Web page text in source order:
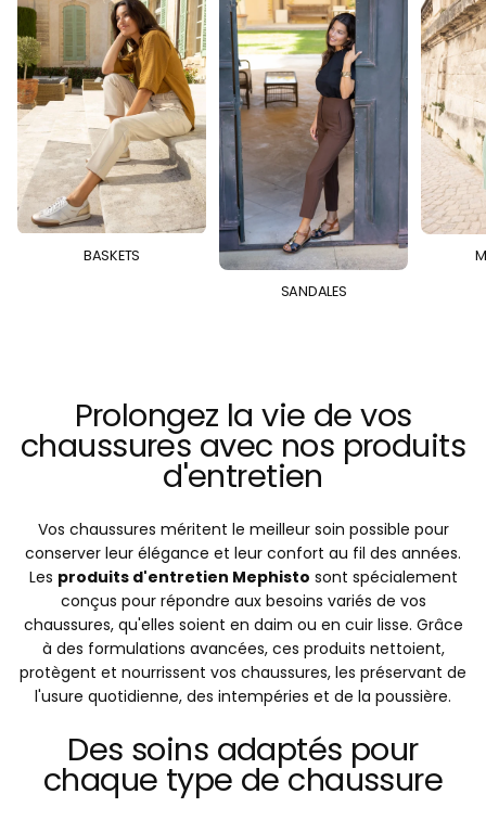
BASKETS
SANDALES
Prolongez la vie de vos
chaussures avec nos produits
d'entretien
Vos chaussures méritent le meilleur soin possible pour
conserver leur élégance et leur confort au fil des années.
Les produits d'entretien Mephisto sont spécialement
conçus pour répondre aux besoins variés de vos
chaussures, qu'elles soient en daim ou en cuir lisse. Grâce
à des formulations avancées, ces produits nettoient,
protègent et nourrissent vos chaussures, les préservant de
l'usure quotidienne, des intempéries et de la poussière.
Des soins adaptés pour
chaque type de chaussure